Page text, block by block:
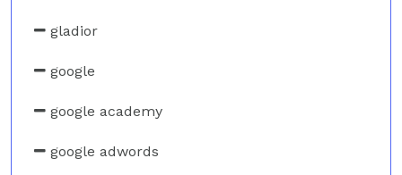
gladior
google
google academy
google adwords